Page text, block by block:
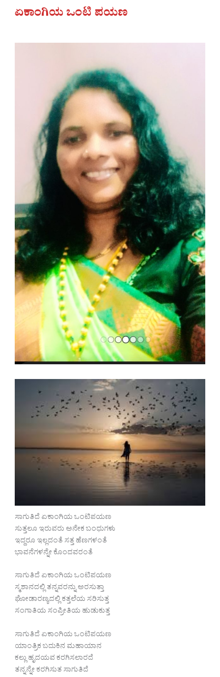
ಏಕಾಂಗಿಯ ಒಂಟಿ ಪಯಣ
ಸಾಗುತಿದೆ ಏಕಾಂಗಿಯ ಒಂಟಿಪಯಣ
ಸುತ್ತಲೂ ಇರುವರು ಅನೇಕ ಬಂಧುಗಳು
ಇದ್ದರೂ ಇಲ್ಲದಂತೆ ಸತ್ತ ಹೆಣಗಳಂತೆ
ಭಾವನೆಗಳನ್ನೇ ಕೊಂದವರಂತೆ
ಸಾಗುತಿದೆ ಏಕಾಂಗಿಯ ಒಂಟಿಪಯಣ
ಸ್ಮಶಾನದಲ್ಲಿ ತನ್ನವರನ್ನು ಅರಸುತ್ತಾ
ಘೋಡಾರಣ್ಯದಲ್ಲಿ ಕತ್ತಲೆಯ ಸರಿಸುತ್ತ
ಸಂಗಾತಿಯ ಸಂಪ್ರೀತಿಯ ಹುಡುಕುತ್ತ
ಸಾಗುತಿದೆ ಏಕಾಂಗಿಯ ಒಂಟಿಪಯಣ
ಯಾಂತ್ರಿಕ ಬದುಕಿನ ಮಹಾಯಾನ
ಕಲ್ಲು ಹೃದಯವ ಕರಗಿಸಲಾರದೆ
ತನ್ನನ್ನೇ ಕರಗಿಸುತ ಸಾಗುತಿದೆ